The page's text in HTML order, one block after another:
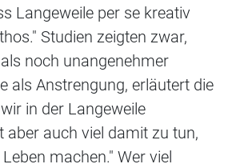
Langeweile per se kreativ
Studien zeigten zwar,
noch unangenehmer
als Anstrengung, erläutert die
in der Langeweile
aber auch viel damit zu tun,
machen." Wer viel